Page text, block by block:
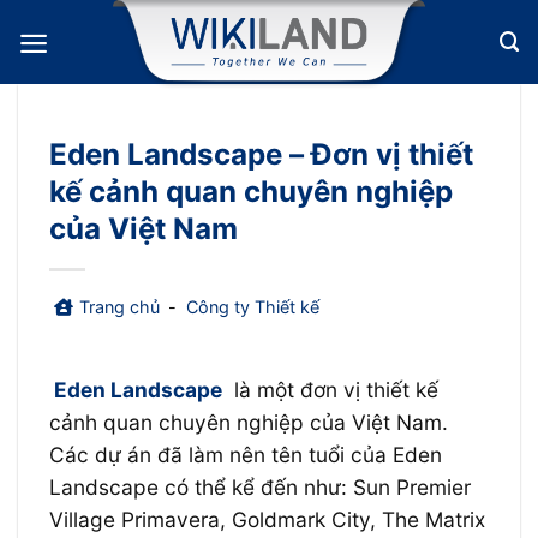
qua
nội
Eden Landscape – Đơn vị thiết
kế cảnh quan chuyên nghiệp
của Việt Nam
Trang chủ - Công ty Thiết kế
Eden Landscape là một đơn vị thiết kế
cảnh quan chuyên nghiệp của Việt Nam.
Các dự án đã làm nên tên tuổi của Eden
Landscape có thể kể đến như: Sun Premier
Village Primavera, Goldmark City, The Matrix